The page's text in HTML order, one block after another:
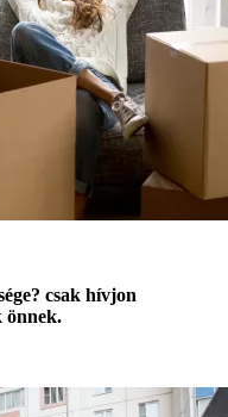
csak hívjon
önnek.